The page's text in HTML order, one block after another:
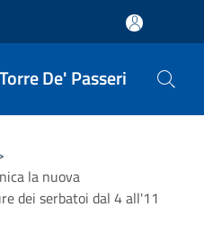
De' Passeri
la nuova
dei serbatoi dal 4 all'11